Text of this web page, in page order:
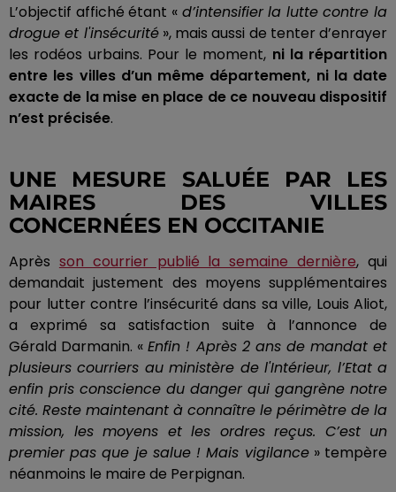
L’objectif affiché étant « d’intensifier la lutte contre la
drogue et l'insécurité», mais aussi de tenter d’enrayer
les rodéos urbains. Pour le moment, ni la répartition
entre les villes d’un même département, ni la date
exacte de la mise en place de ce nouveau dispositif
n’est précisée.
UNE MESURE SALUÉE PAR LES
MAIRES DES VILLES
CONCERNÉES EN OCCITANIE
Après son courrier publié la semaine dernière, qui
demandait justement des moyens supplémentaires
pour lutter contre l’insécurité dans sa ville, Louis Aliot,
a exprimé sa satisfaction suite à l’annonce de
Gérald Darmanin. «Enfin ! Après 2 ans de mandat et
plusieurs courriers au ministère de l'Intérieur, l’Etat a
enfin pris conscience du danger qui gangrène notre
cité. Reste maintenant à connaître le périmètre de la
mission, les moyens et les ordres reçus. C’est un
premier pas que je salue ! Mais vigilance» tempère
néanmoins le maire de Perpignan.